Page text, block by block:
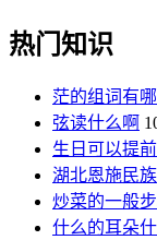
热门知识
茫的组词有
弦读什么啊
生日可以提
湖北恩施民
炒菜的一般
什么的耳朵